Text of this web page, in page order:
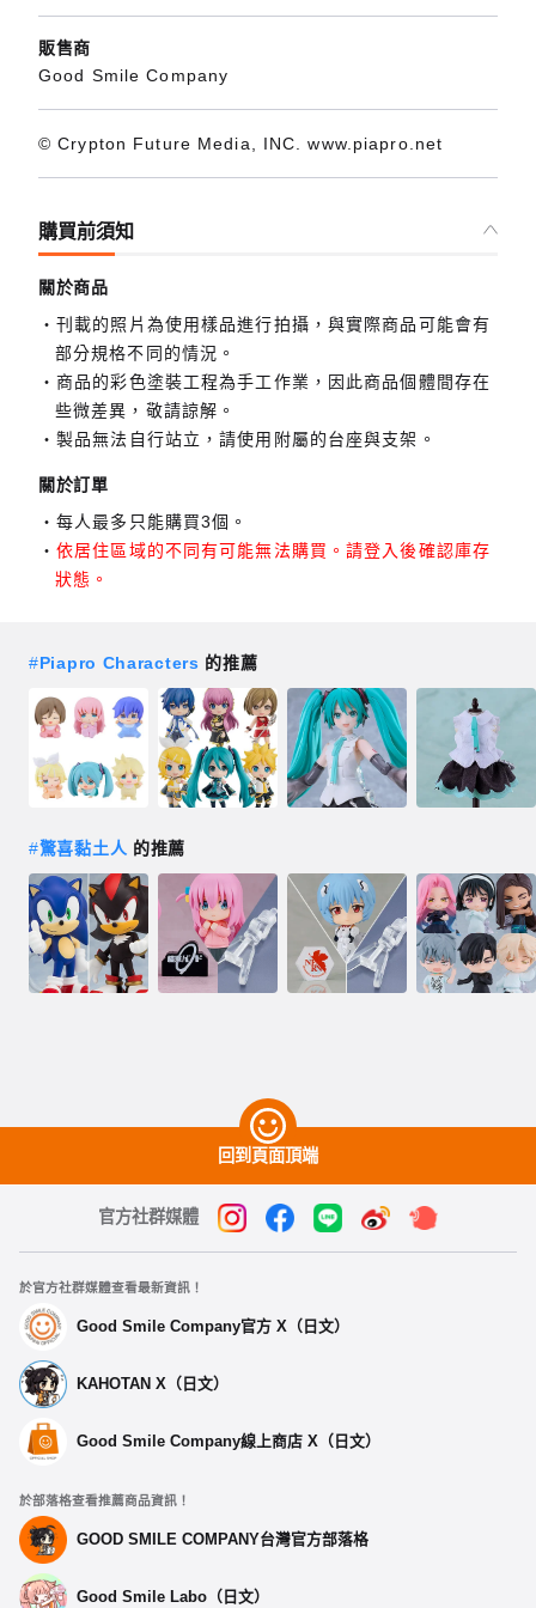
販售商
Good Smile Company
© Crypton Future Media, INC. www.piapro.net
購買前須知
關於商品
刊載的照片為使用樣品進行拍攝，與實際商品可能會有
部分規格不同的情況。
商品的彩色塗裝工程為手工作業，因此商品個體間存在
些微差異，敬請諒解。
製品無法自行站立，請使用附屬的台座與支架。
關於訂單
每人最多只能購買3個。
依居住區域的不同有可能無法購買。請登入後確認庫存
狀態。
#Piapro Characters 的推薦
#驚喜黏土人 的推薦
回到頁面頂端
官方社群媒體
於官方社群媒體查看最新資訊！
Good Smile Company官方 X（日文）
KAHOTAN X（日文）
Good Smile Company線上商店 X（日文）
於部落格查看推薦商品資訊！
GOOD SMILE COMPANY台灣官方部落格
Good Smile Labo（日文）